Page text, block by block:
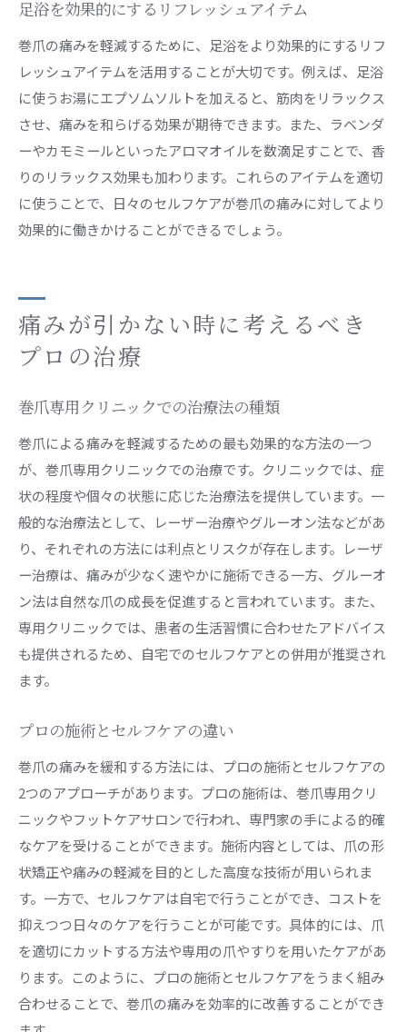
足浴を効果的にするリフレッシュアイテム
巻爪の痛みを軽減するために、足浴をより効果的にするリフ
レッシュアイテムを活用することが大切です。例えば、足浴
に使うお湯にエプソムソルトを加えると、筋肉をリラックス
させ、痛みを和らげる効果が期待できます。また、ラベンダ
ーやカモミールといったアロマオイルを数滴足すことで、香
りのリラックス効果も加わります。これらのアイテムを適切
に使うことで、日々のセルフケアが巻爪の痛みに対してより
効果的に働きかけることができるでしょう。
痛みが引かない時に考えるべき
プロの治療
巻爪専用クリニックでの治療法の種類
巻爪による痛みを軽減するための最も効果的な方法の一つ
が、巻爪専用クリニックでの治療です。クリニックでは、症
状の程度や個々の状態に応じた治療法を提供しています。一
般的な治療法として、レーザー治療やグルーオン法などがあ
り、それぞれの方法には利点とリスクが存在します。レーザ
ー治療は、痛みが少なく速やかに施術できる一方、グルーオ
ン法は自然な爪の成長を促進すると言われています。また、
専用クリニックでは、患者の生活習慣に合わせたアドバイス
も提供されるため、自宅でのセルフケアとの併用が推奨され
ます。
プロの施術とセルフケアの違い
巻爪の痛みを緩和する方法には、プロの施術とセルフケアの
2つのアプローチがあります。プロの施術は、巻爪専用クリ
ニックやフットケアサロンで行われ、専門家の手による的確
なケアを受けることができます。施術内容としては、爪の形
状矯正や痛みの軽減を目的とした高度な技術が用いられま
す。一方で、セルフケアは自宅で行うことができ、コストを
抑えつつ日々のケアを行うことが可能です。具体的には、爪
を適切にカットする方法や専用の爪やすりを用いたケアがあ
ります。このように、プロの施術とセルフケアをうまく組み
合わせることで、巻爪の痛みを効率的に改善することができ